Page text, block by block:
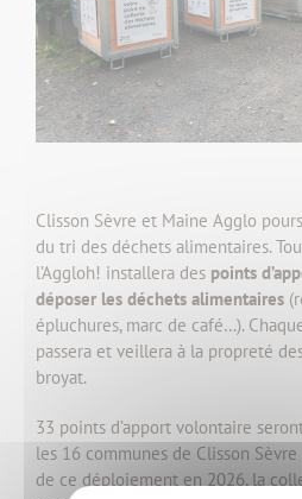
Clisson Sèvre et Maine Agglo
du tri des déchets alimentaires.
l’Aggloh! installera des points
déposer les déchets alimentaires
épluchures, marc de café…).
passera et veillera à la propreté
broyat.
33 points d’apport volontaire
les 16 communes de Clisson
de ce déploiement en 2026, la